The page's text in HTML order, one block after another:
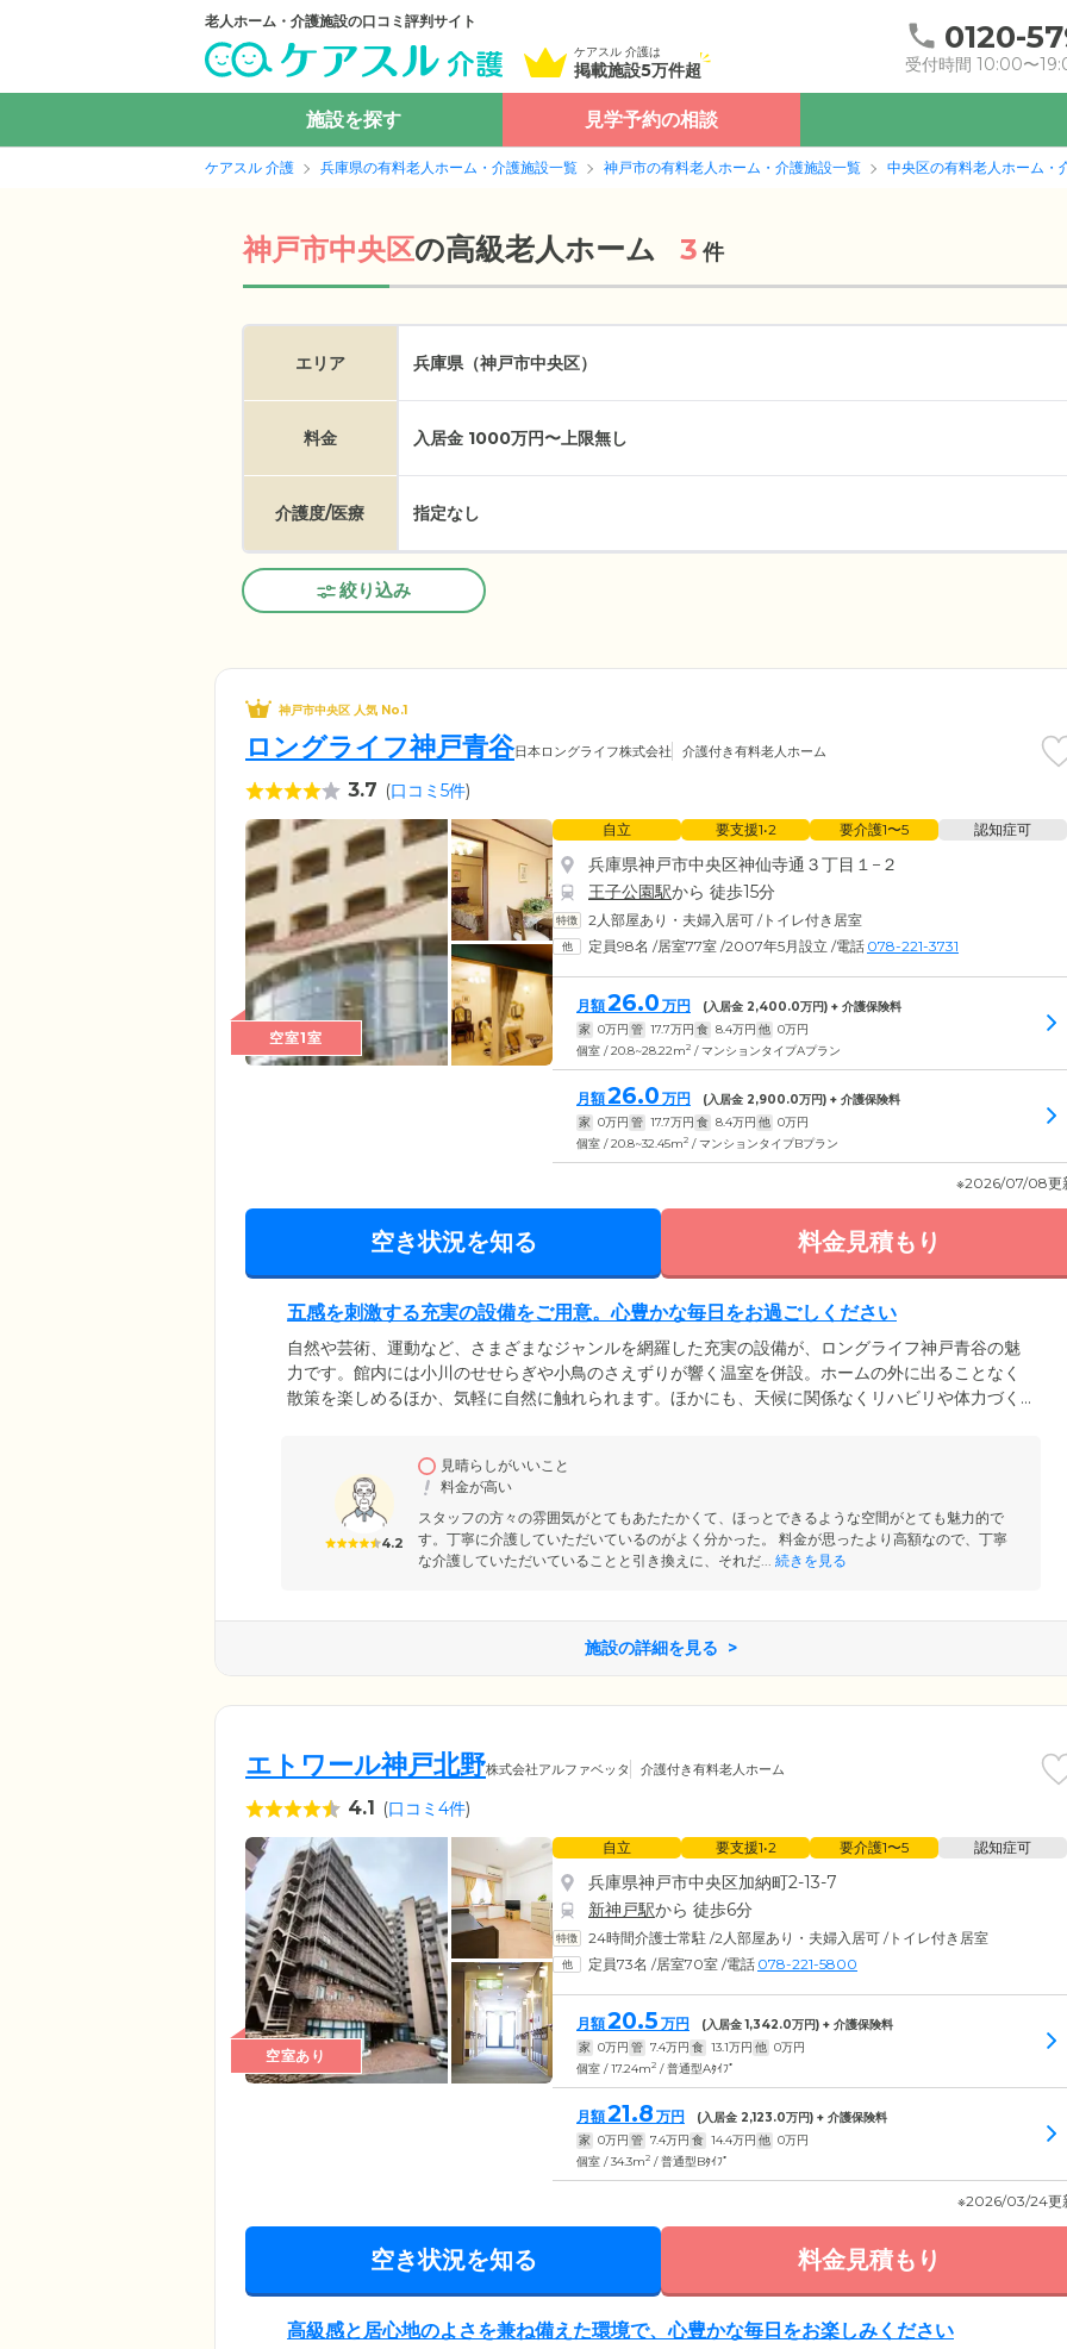
老人ホーム・介護施設の口コミ評判サイト
ケアスル 介護は
掲載施設5万件超
0120-
受付時間 10:00〜
施設を探す 見学予約の相談
ケアスル 介護 兵庫県の有料老人ホーム・介護施設一覧 神戸市の有料老人ホーム・介護施設一覧 中央区の有料老人ホーム・
神戸市中央区の高級老人ホーム 3 件
エリア 兵庫県（神戸市中央区）
料金 入居金 1000万円〜上限無し
介護度/医療 指定なし
絞り込み
神戸市中央区 人気 No.1
ロングライフ神戸青谷日本ロングライフ株式会社 介護付き有料老人ホーム
3.7 (口コミ5件)
空室1室
自立 要支援1•2 要介護1〜5 認知症可
兵庫県神戸市中央区神仙寺通３丁目１−２
王子公園駅から 徒歩15分
2人部屋あり・夫婦入居可 /トイレ付き居室
定員98名 /居室77室 /2007年5月設立 /電話 078-221-3731
月額26.0 万円 (入居金 2,400.0万円) + 介護保険料
家 0万円 管 17.7万円 食 8.4万円 他 0万円
個室 / 20.8~28.22m2 / マンションタイプAプラン
月額26.0 万円 (入居金 2,900.0万円) + 介護保険料
家 0万円 管 17.7万円 食 8.4万円 他 0万円
個室 / 20.8~32.45m2 / マンションタイプBプラン
※2026/07/08更
空き状況を知る 料金見積もり
五感を刺激する充実の設備をご用意。心豊かな毎日をお過ごしください
自然や芸術、運動など、さまざまなジャンルを網羅した充実の設備が、ロングライフ神戸青谷の魅
力です。館内には小川のせせらぎや小鳥のさえずりが響く温室を併設。ホームの外に出ることなく
散策を楽しめるほか、気軽に自然に触れられます。ほかにも、天候に関係なくリハビリや体力づく
室やゲストルームでは、遊びにいらしたご家族様やご友人様との時間をお楽しみください。
4.2
見晴らしがいいこと
料金が高い
スタッフの方々の雰囲気がとてもあたたかくて、ほっとできるような空間がとても魅力的で
す。丁寧に介護していただいているのがよく分かった。 料金が思ったより高額なので、丁寧
な介護していただいていることと引き換えに、それだ...
続きを見る
施設の詳細を見る
エトワール神戸北野株式会社アルファベッタ 介護付き有料老人ホーム
4.1 (口コミ4件)
空室あり
自立 要支援1•2 要介護1〜5 認知症可
兵庫県神戸市中央区加納町2-13-7
新神戸駅から 徒歩6分
24時間介護士常駐 /2人部屋あり・夫婦入居可 /トイレ付き居室
定員73名 /居室70室 /電話 078-221-5800
月額20.5 万円 (入居金1,342.0万円) + 介護保険料
家 0万円 管 7.4万円 食 13.1万円 他 0万円
個室 / 17.24m2 / 普通型Aﾀｲﾌﾟ
月額21.8 万円 (入居金 2,123.0万円) + 介護保険料
家 0万円 管 7.4万円 食 14.4万円 他 0万円
個室 / 34.3m2 / 普通型Bﾀｲﾌﾟ
※2026/03/24更
空き状況を知る 料金見積もり
高級感と居心地のよさを兼ね備えた環境で、心豊かな毎日をお楽しみください